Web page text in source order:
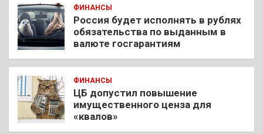
ФИНАНСЫ
Россия будет исполнять в рублях
обязательства по выданным в
валюте госгарантиям
ФИНАНСЫ
ЦБ допустил повышение
имущественного ценза для
«квалов»